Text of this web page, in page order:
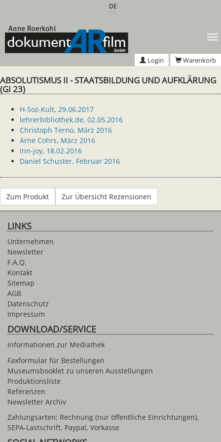
springen
DE
Login Warenkorb
ABSOLUTISMUS II - STAATSBILDUNG UND AUFKLÄRUNG
(GI 23)
H-Soz-Kult, 29.06.2017
lehrerbibliothek.de, 02.05.2016
Christoph Terno, März 2016
Arne Cohrs, März 2016
inn-joy, 18.02.2016
Daniel Schuster, Februar 2016
Zum Produkt Zur Übersicht Rezensionen
LINKS
Unternehmen
Newsletter
F.A.Q.
Kontakt
Sitemap
AGB
Datenschutz
Impressum
DOWNLOAD/SERVICE
Informationen zur Mediathek
Faxformular für Bestellungen
Museumsbooklet zu unseren Ausstellungen
Produktionsliste
Referenzen
Newsletter Archiv
Zahlungsarten: Rechnung (nur öffentliche Einrichtungen),
SEPA-Lastschrift, Paypal, Vorkasse